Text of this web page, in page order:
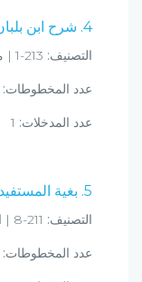
4. شرح ابن بلبان على منظومة غرامي صحيح
التصنيف:
عدد المخطوطات:
عدد المدخلات:
5. بغية المستفيد في علم التجويد
التصنيف:
عدد المخطوطات: